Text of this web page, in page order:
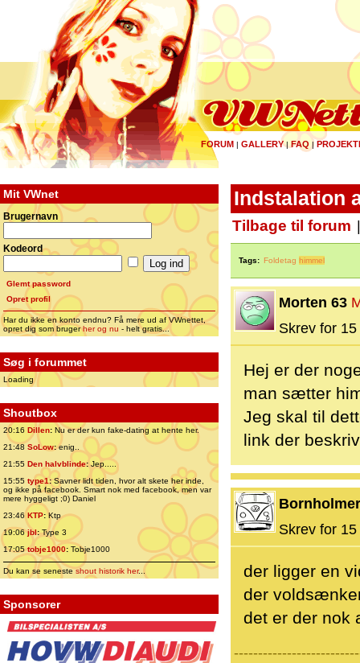
FORUM | GALLERY|FAQ |
Mit VWnet
Brugernavn
Kodeord
Glemt password
Opret profil
Har du ikke en konto endnu? Få mere ud af VWnettet,
opret dig som brugerher og nu - helt gratis...
Søg i forummet
Loading
Shoutbox
20:16 Dillen: Nu er der kun fake-dating at hente her.
21:48 SoLow:enig..
21:55 Den halvblinde:Jep.....
15:55 type1:Savner lidt tiden, hvor alt skete her inde,
og ikke på facebook. Smart nok med facebook, men var
mere hyggeligt ;0) Daniel
23:46 KTP:Ktp
19:06jbl:Type 3
17:05tobje1000: Tobje1000
Du kan se senesteshout historik her...
Sponsorer
Indstalation
Tilbage til forum
Tags: Foldetag himmel
Morten 63
Skrev for
Hej er der
man sætter
Jeg skal til
link der
Bornholmer
Skrev for
der ligger en
der
det er der nok